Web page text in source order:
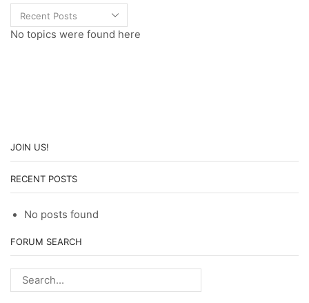
No topics were found here
JOIN US!
RECENT POSTS
No posts found
FORUM SEARCH